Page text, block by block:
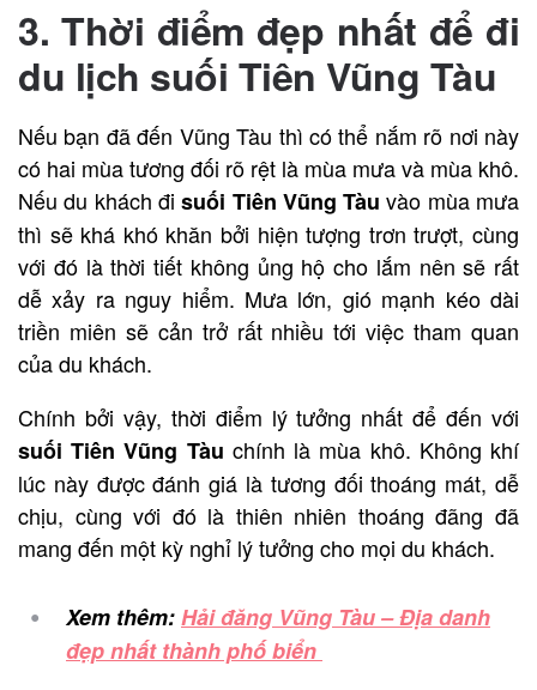
3. Thời điểm đẹp nhất để đi
du lịch suối Tiên Vũng Tàu
Nếu bạn đã đến Vũng Tàu thì có thể nắm rõ nơi này
có hai mùa tương đối rõ rệt là mùa mưa và mùa khô.
Nếu du khách đisuối Tiên Vũng Tàu vào mùa mưa
thì sẽ khá khó khăn bởi hiện tượng trơn trượt, cùng
với đó là thời tiết không ủng hộ cho lắm nên sẽ rất
dễ xảy ra nguy hiểm. Mưa lớn, gió mạnh kéo dài
triền miên sẽ cản trở rất nhiều tới việc tham quan
của du khách.
Chính bởi vậy, thời điểm lý tưởng nhất để đến với
suối Tiên Vũng Tàu chính là mùa khô. Không khí
lúc này được đánh giá là tương đối thoáng mát, dễ
chịu, cùng với đó là thiên nhiên thoáng đãng đã
mang đến một kỳ nghỉ lý tưởng cho mọi du khách.
Xem thêm:Hải đăng Vũng Tàu – Địa danh
đẹp nhất thành phố biển